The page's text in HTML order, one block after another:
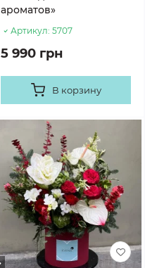
ароматов»
Артикул: 5707
5 990 грн
В корзину